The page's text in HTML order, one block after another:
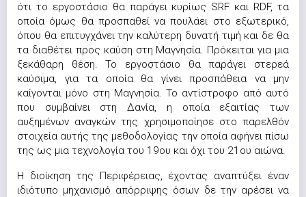
ότι το εργοστάσιο θα παράγει κυρίως SRF και RDF, τα
οποία όμως θα προσπαθεί να πουλάει στο εξωτερικό,
όπου θα επιτυγχάνει την καλύτερη δυνατή τιμή και δε θα
τα διαθέτει προς καύση στη Μαγνησία. Πρόκειται για μια
ξεκάθαρη θέση. Το εργοστάσιο θα παράγει στερεά
καύσιμα, για τα οποία θα γίνει προσπάθεια να μην
καίγονται μόνο στη Μαγνησία. Το αντίστροφο από αυτό
που συμβαίνει στη Δανία, η οποία εξαιτίας των
αυξημένων αναγκών της χρησιμοποίησε στο παρελθόν
στοιχεία αυτής της μεθοδολογίας την οποία αφήνει πίσω
της ως μια τεχνολογία του 19ου και όχι του 21ου αιώνα.
Η διοίκηση της Περιφέρειας, έχοντας αναπτύξει έναν
ιδιότυπο μηχανισμό απόρριψης όσων δε την αρέσει να